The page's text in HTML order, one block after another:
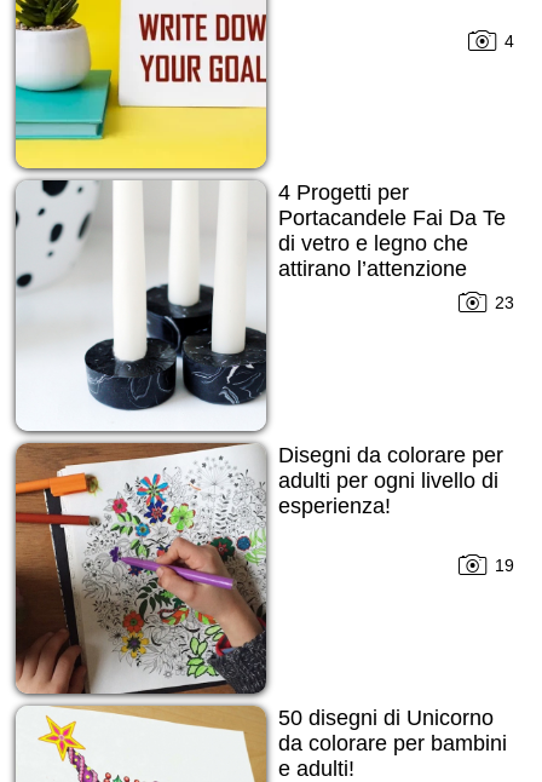
4
4 Progetti per
Portacandele Fai Da Te
di vetro e legno che
attirano l’attenzione
23
Disegni da colorare per
adulti per ogni livello di
esperienza!
19
50 disegni di Unicorno
da colorare per bambini
e adulti!